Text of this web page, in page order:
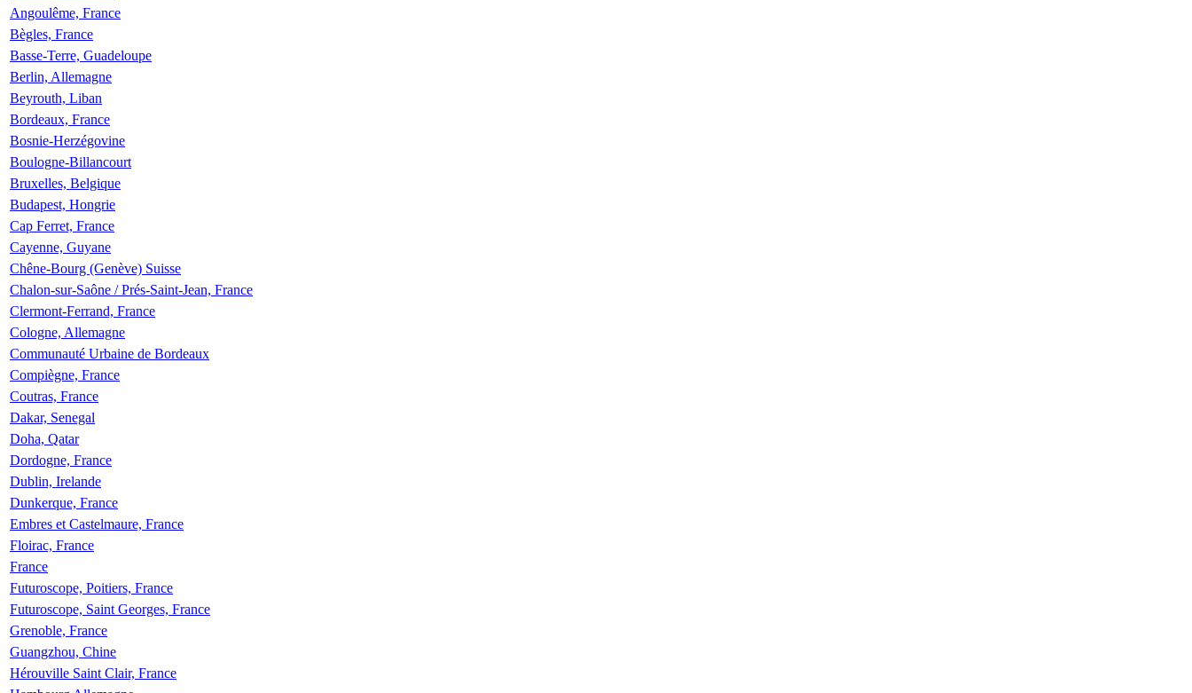
Angoulême, France
Bègles, France
Basse-Terre, Guadeloupe
Berlin, Allemagne
Beyrouth, Liban
Bordeaux, France
Bosnie-Herzégovine
Boulogne-Billancourt
Bruxelles, Belgique
Budapest, Hongrie
Cap Ferret, France
Cayenne, Guyane
Chêne-Bourg (Genève) Suisse
Chalon-sur-Saône / Prés-Saint-Jean, France
Clermont-Ferrand, France
Cologne, Allemagne
Communauté Urbaine de Bordeaux
Compiègne, France
Coutras, France
Dakar, Senegal
Doha, Qatar
Dordogne, France
Dublin, Irelande
Dunkerque, France
Embres et Castelmaure, France
Floirac, France
France
Futuroscope, Poitiers, France
Futuroscope, Saint Georges, France
Grenoble, France
Guangzhou, Chine
Hérouville Saint Clair, France